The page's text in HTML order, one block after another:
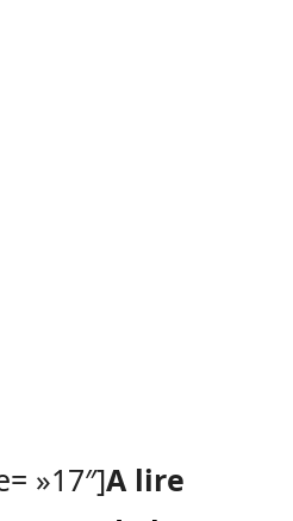
»17″]A lire